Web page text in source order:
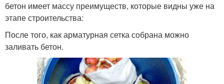
бетон имеет массу преимуществ, которые видны уже на
этапе строительства:
После того, как арматурная сетка собрана можно
заливать бетон.